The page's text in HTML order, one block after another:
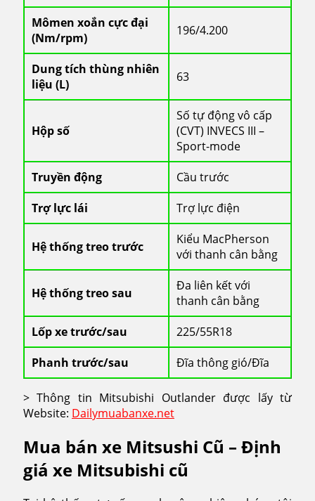
Mômen xoắn cực đại
(Nm/rpm)
196/4.200
Dung tích thùng nhiên
liệu (L)
63
Hộp số
Số tự động vô cấp
(CVT) INVECS III –
Sport-mode
Truyền động
Cầu trước
Trợ lực lái
Trợ lực điện
Hệ thống treo trước
Kiểu MacPherson
với thanh cân bằng
Hệ thống treo sau
Đa liên kết với
thanh cân bằng
Lốp xe trước/sau
225/55R18
Phanh trước/sau
Đĩa thông gió/Đĩa
> Thông tin Mitsubishi Outlander được lấy từ
Website: Dailymuabanxe.net
Mua bán xe Mitsushi Cũ – Định
giá xe Mitsubishi cũ